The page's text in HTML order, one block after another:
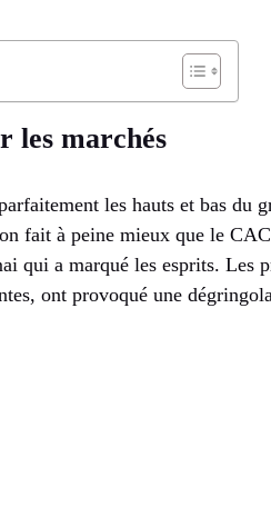
les marchés
les hauts et bas du
fait à peine mieux que le
qui a marqué les esprits. Les
ont provoqué une